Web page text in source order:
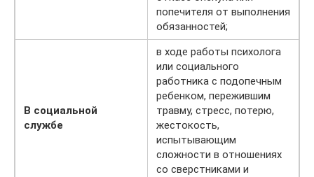
попечителя от выполнения
обязанностей;
В социальной
службе
в ходе работы психолога
или социального
работника с подопечным
ребенком, пережившим
травму, стресс, потерю,
жестокость,
испытывающим
сложности в отношениях
со сверстниками и